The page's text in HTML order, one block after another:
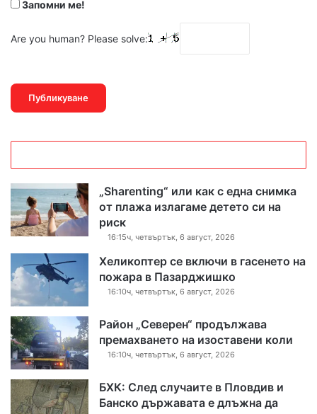
Запомни ме!
Are you human? Please solve:
„Sharenting“ или как с една снимка
от плажа излагаме детето си на
риск
16:15ч, четвъртък, 6 август, 2026
Хеликоптер се включи в гасенето на
пожара в Пазарджишко
16:10ч, четвъртък, 6 август, 2026
Район „Северен“ продължава
премахването на изоставени коли
16:10ч, четвъртък, 6 август, 2026
БХК: След случаите в Пловдив и
Банско държавата е длъжна да